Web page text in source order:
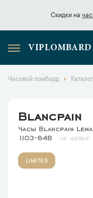
Скидки на
Скидки начасы
VIPLOMBARD
Часовой ломбард Каталог
Blancpain
Часы Blancpain
1103-64B
42524
LIMITED